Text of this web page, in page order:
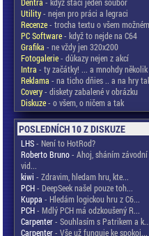
Utility- nejen pro práci a legraci
Recenze- trocha textu o všem možném
PC Software- když to nejde na C64
Grafika - ne vždy jen 320x200
Fotogalerie- důkazy nejen z akcí
Intra - ty začátky! ... a mnohdy několik
Reklama - na ticho dňies .. a na hry
Covery- diskety zabalené v obrázku
Diskuze- o všem, o ničem a tak
POSLEDNÍCH 10 Z DISKUZE
LHS- Není to HotRod?
Roberto Bruno- Ahoj, sháním závodní
vid...
kiwi - Zdravim, hledam hru, kte...
PCH- DeepSeek našel pouze toh...
Kuppa - Hledám logickou hru z C6...
PCH- Mdlý PCH má odzkoušený R...
Carpenter- Souhlasím s Patrikem a k...
Carpenter- Vše už funguje ke spokoj...